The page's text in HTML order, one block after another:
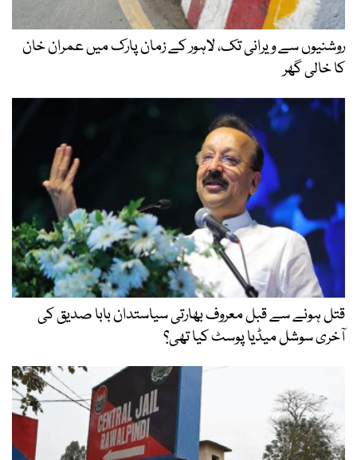
روشنیوں سے ویرانی تک، لاہور کے زمان پارک میں عمران خان
کا خالی گھر
قتل ہونے سے قبل معروف بھارتی سیاستدان بابا صدیق کی
آخری سوشل میڈیا پوسٹ کیا تھی؟